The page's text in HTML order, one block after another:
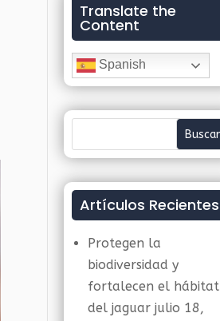
Translate the
Content
Spanish
Artículos Recientes
Protegen la
biodiversidad y
fortalecen el hábitat
del jaguar julio 18,